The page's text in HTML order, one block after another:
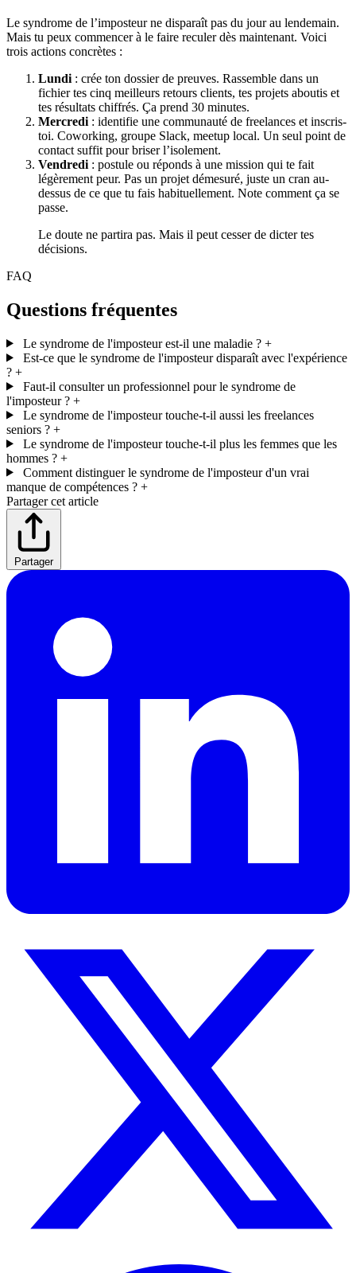
Le syndrome de l’imposteur ne disparaît pas du jour au lendemain.
Mais tu peux commencer à le faire reculer dès maintenant. Voici
trois actions concrètes :
Lundi : crée ton dossier de preuves. Rassemble dans un
fichier tes cinq meilleurs retours clients, tes projets aboutis et
tes résultats chiffrés. Ça prend 30 minutes.
Mercredi : identifie une communauté de freelances et inscris-
toi. Coworking, groupe Slack, meetup local. Un seul point de
contact suffit pour briser l’isolement.
Vendredi : postule ou réponds à une mission qui te fait
légèrement peur. Pas un projet démesuré, juste un cran au-
dessus de ce que tu fais habituellement. Note comment ça se
passe.
Le doute ne partira pas. Mais il peut cesser de dicter tes
décisions.
FAQ
Questions fréquentes
Le syndrome de l'imposteur est-il une maladie ? +
Est-ce que le syndrome de l'imposteur disparaît avec l'expérience
? +
Faut-il consulter un professionnel pour le syndrome de
l'imposteur ? +
Le syndrome de l'imposteur touche-t-il aussi les freelances
seniors ? +
Le syndrome de l'imposteur touche-t-il plus les femmes que les
hommes ? +
Comment distinguer le syndrome de l'imposteur d'un vrai
manque de compétences ? +
Partager cet article
Partager